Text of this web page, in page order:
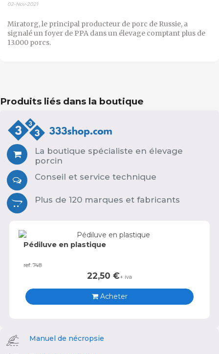
02-Nov-2021
Miratorg, le principal producteur de porc de Russie, a
signalé un foyer de PPA dans un élevage comptant plus de
13.000 porcs.
Produits liés dans la boutique
La boutique spécialiste en élevage
porcin
Conseil et service technique
Plus de 120 marques et fabricants
Pédiluve en plastique
ref: 748
22,50 €+ iva
Acheter
Manuel de nécropsie